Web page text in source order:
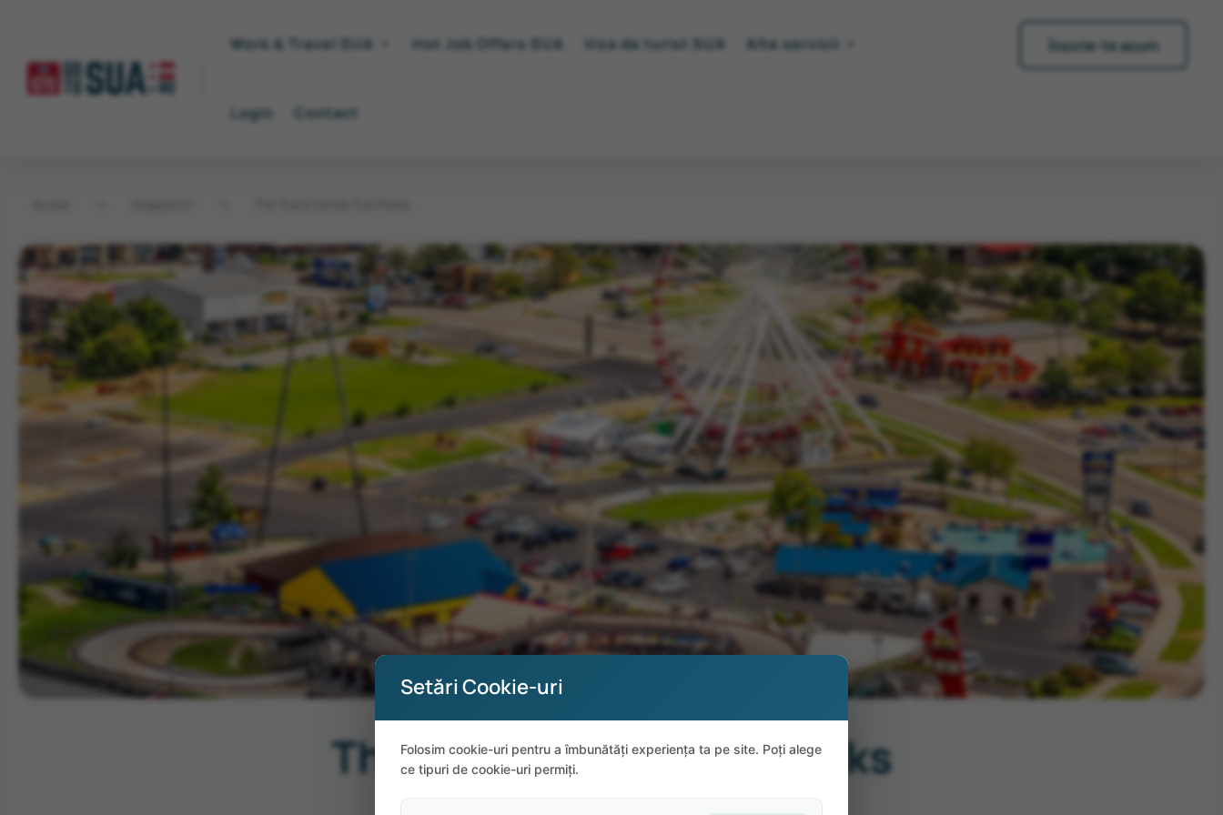
Work & Travel SUA Hot Job Offers SUA Viza de turist SUA Alte servicii
Login Contact
Înscrie-te acum
The Track Family Fun Parks
Setări Cookie-uri
Folosim cookie-uri pentru a îmbunătăți experiența ta pe site. Poți alege
ce tipuri de cookie-uri permiți.